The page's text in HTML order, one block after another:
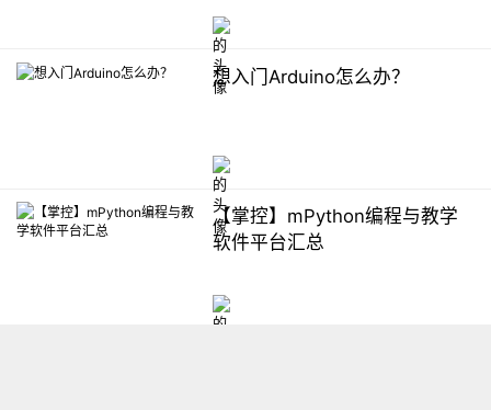
想入门Arduino怎么办？
【掌控】mPython编程与教学
软件平台汇总